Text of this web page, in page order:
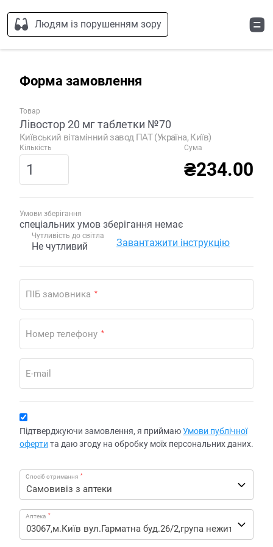
Людям із порушенням зору
Форма замовлення
Товар
Лівостор 20 мг таблетки №70
Київський вітамінний завод ПАТ (Україна, Київ)
Кількість Сума
₴234.00
Умови зберігання
спеціальних умов зберігання немає
Чутливість до світла
Не чутливий Завантажити інструкцію
ПІБ замовника *
Номер телефону *
E-mail
Підтверджуючи замовлення, я приймаюУмови публічної
оферти та даю згоду на обробку моїх персональних даних.
Спосіб отримання *
Аптека *